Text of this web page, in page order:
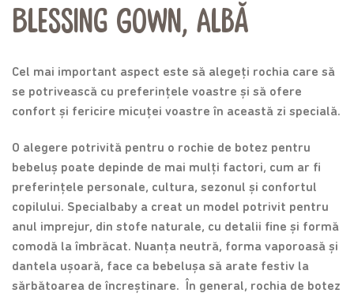
Blessing Gown, albă
Cel mai important aspect este să alegeți rochia care să
se potrivească cu preferințele voastre și să ofere
confort și fericire micuței voastre în această zi specială.
O alegere potrivită pentru o rochie de botez pentru
bebeluș poate depinde de mai mulți factori, cum ar fi
preferințele personale, cultura, sezonul și confortul
copilului. Specialbaby a creat un model potrivit pentru
anul imprejur, din stofe naturale, cu detalii fine și formă
comodă la îmbrăcat. Nuanța neutră, forma vaporoasă și
dantela ușoară, face ca bebelușa să arate festiv la
sărbătoarea de încreștinare. În general, rochia de botez